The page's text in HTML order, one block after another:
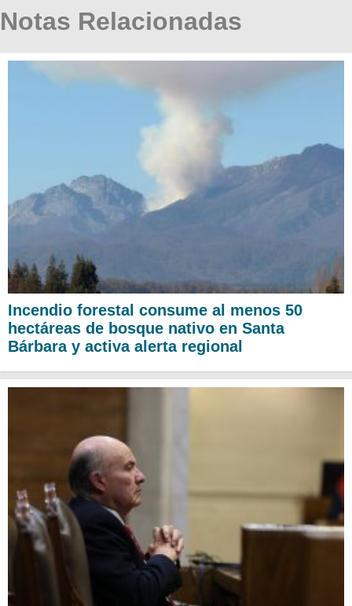
Notas Relacionadas
Incendio forestal consume al menos 50
hectáreas de bosque nativo en Santa
Bárbara y activa alerta regional